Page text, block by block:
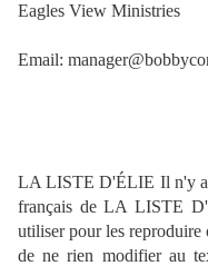
Eagles View Ministries
Email:
LA LISTE D'ÉLIE Il n'y a
français de LA LISTE
utiliser pour les reproduire
de ne rien modifier au